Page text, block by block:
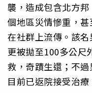
襲，造成包含北方
個地區災情慘重，
在社群上流傳。該
更被拋至100多公尺
救，奇蹟生還；不
目前已返院接受治療